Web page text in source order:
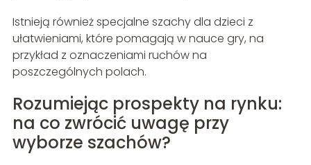
Istnieją również specjalne szachy dla dzieci z
ułatwieniami, które pomagają w nauce gry, na
przykład z oznaczeniami ruchów na
poszczególnych polach.
Rozumiejąc prospekty na rynku:
na co zwrócić uwagę przy
wyborze szachów?